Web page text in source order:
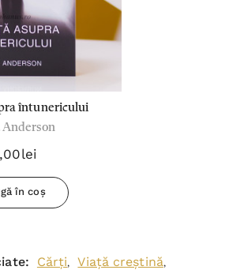
întunericului
Anderson
în coș
Cărți, Viață creștină,